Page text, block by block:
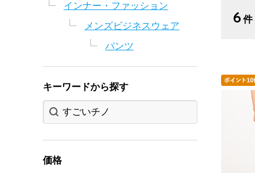
インナー・ファッション
メンズビジネスウェア
パンツ
キーワードから探す
価格
6 件